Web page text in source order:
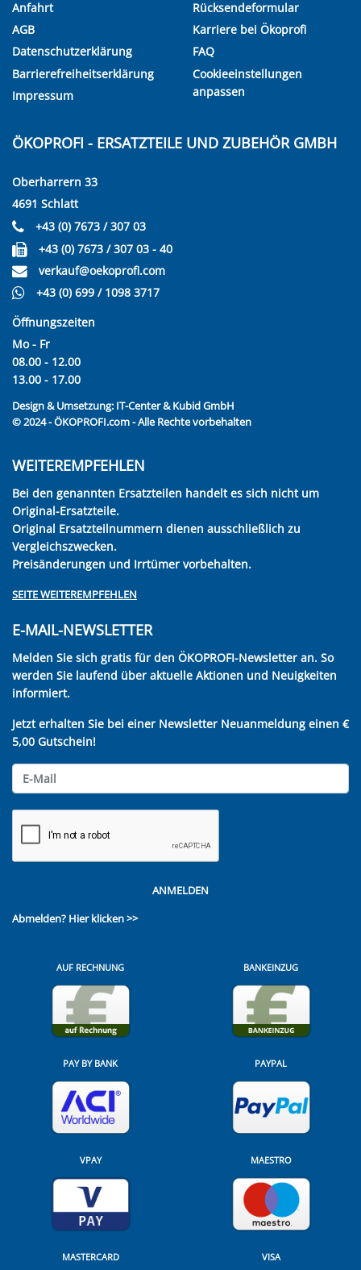
Anfahrt
AGB
Datenschutzerklärung
Barrierefreiheitserklärung
Impressum
Rücksendeformular
Karriere bei Ökoprofi
FAQ
Cookieeinstellungen
anpassen
ÖKOPROFI - ERSATZTEILE UND ZUBEHÖR GMBH
Oberharrern 33
4691 Schlatt
+43 (0) 7673 / 307 03
+43 (0) 7673 / 307 03 - 40
verkauf@oekoprofi.com
+43 (0) 699 / 1098 3717
Öffnungszeiten
Mo - Fr
08.00 - 12.00
13.00 - 17.00
Design & Umsetzung: IT-Center & Kubid GmbH
© 2024 - ÖKOPROFI.com - Alle Rechte vorbehalten
WEITEREMPFEHLEN
Bei den genannten Ersatzteilen handelt es sich nicht um
Original-Ersatzteile.
Original Ersatzteilnummern dienen ausschließlich zu
Vergleichszwecken.
Preisänderungen und Irrtümer vorbehalten.
SEITE WEITEREMPFEHLEN
E-MAIL-NEWSLETTER
Melden Sie sich gratis für den ÖKOPROFI-Newsletter an. So
werden Sie laufend über aktuelle Aktionen und Neuigkeiten
informiert.
Jetzt erhalten Sie bei einer Newsletter Neuanmeldung einen €
5,00 Gutschein!
ANMELDEN
Abmelden? Hier klicken >>
AUF RECHNUNG BANKEINZUG
PAY BY BANK PAYPAL
VPAY MAESTRO
MASTERCARD VISA